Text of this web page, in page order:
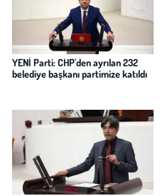
YENİ Parti: CHP'den ayrılan 232
belediye başkanı partimize katıldı